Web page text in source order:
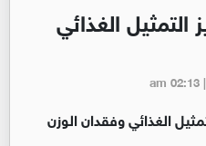
التمثيل الغذائي